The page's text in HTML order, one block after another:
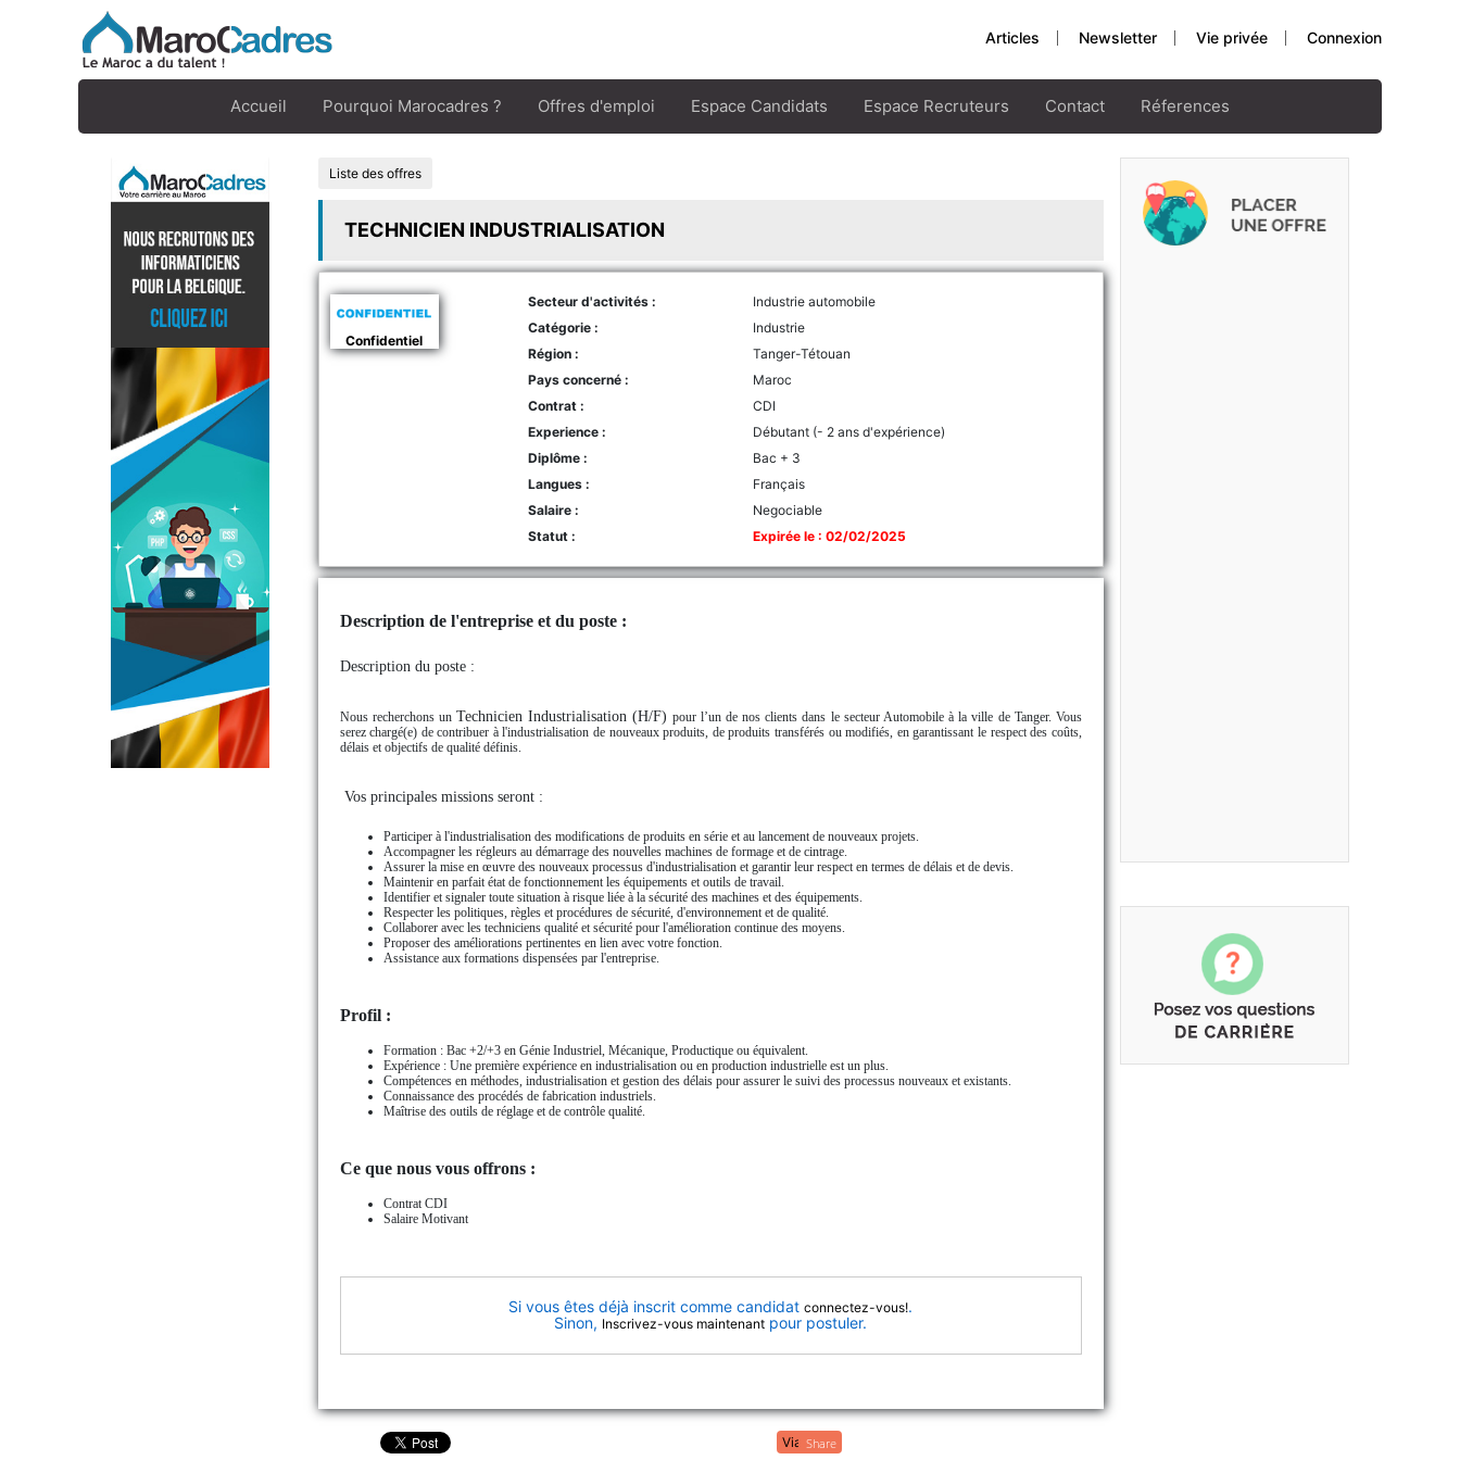
Articles Newsletter Vie privée Connexion
Accueil Pourquoi Marocadres ? Offres d'emploi Espace Candidats Espace Recruteurs Contact Réferences
Liste des offres
TECHNICIEN INDUSTRIALISATION
Confidentiel
Secteur d'activités :
Industrie automobile
Catégorie :
Industrie
Région :
Tanger-Tétouan
Pays concerné :
Maroc
Contrat :
CDI
Experience :
Débutant (- 2 ans d'expérience)
Diplôme :
Bac + 3
Langues :
Français
Salaire :
Negociable
Statut :
Expirée le : 02/02/2025
Description de l'entreprise et du poste :
Description du poste :
Nous recherchons unTechnicien Industrialisation (H/F) pour l’un de nos clients dans le secteur Automobile à la ville de Tanger. Vous
serez chargé(e) de contribuer à l'industrialisation de nouveaux produits, de produits transférés ou modifiés, en garantissant le respect des coûts,
délais et objectifs de qualité définis.
Vos principales missions seront :
Participer à l'industrialisation des modifications de produits en série et au lancement de nouveaux projets.
Accompagner les régleurs au démarrage des nouvelles machines de formage et de cintrage.
Assurer la mise en œuvre des nouveaux processus d'industrialisation et garantir leur respect en termes de délais et de devis.
Maintenir en parfait état de fonctionnement les équipements et outils de travail.
Identifier et signaler toute situation à risque liée à la sécurité des machines et des équipements.
Respecter les politiques, règles et procédures de sécurité, d'environnement et de qualité.
Collaborer avec les techniciens qualité et sécurité pour l'amélioration continue des moyens.
Proposer des améliorations pertinentes en lien avec votre fonction.
Assistance aux formations dispensées par l'entreprise.
Profil :
Formation : Bac +2/+3 en Génie Industriel, Mécanique, Productique ou équivalent.
Expérience : Une première expérience en industrialisation ou en production industrielle est un plus.
Compétences en méthodes, industrialisation et gestion des délais pour assurer le suivi des processus nouveaux et existants.
Connaissance des procédés de fabrication industriels.
Maîtrise des outils de réglage et de contrôle qualité.
Ce que nous vous offrons :
Contrat CDI
Salaire Motivant
Si vous êtes déjà inscrit comme candidatconnectez-vous!.
Sinon, Inscrivez-vous maintenant pour postuler.
Share